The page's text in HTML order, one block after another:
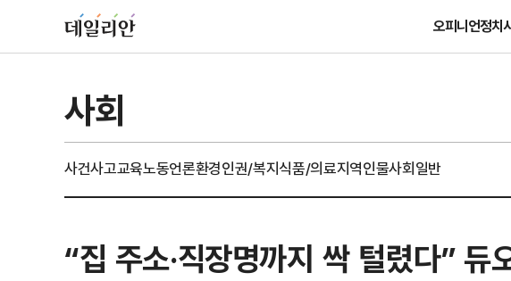
오피니언정치
사회
사건사고교육노동언론환경인권/복지식품/의료지역인물사회일반
“집 주소·직장명까지 싹 털렸다”